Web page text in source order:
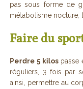
pas sous forme de
métabolisme nocture,
Faire du
Perdre 5 kilospasse
réguliers, 3 fois par
ainsi, permettre au